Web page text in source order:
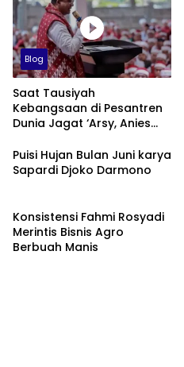
Blog
Saat Tausiyah
Kebangsaan di Pesantren
Dunia Jagat ‘Arsy, Anies
Dukungan dari Abah Aos
Puisi Hujan Bulan Juni karya
Sapardi Djoko Darmono
Konsistensi Fahmi Rosyadi
Merintis Bisnis Agro
Berbuah Manis